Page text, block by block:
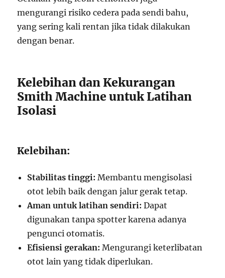
mengurangi risiko cedera pada sendi bahu,
yang sering kali rentan jika tidak dilakukan
dengan benar.
Kelebihan dan Kekurangan
Smith Machine untuk Latihan
Isolasi
Kelebihan:
Stabilitas tinggi: Membantu mengisolasi
otot lebih baik dengan jalur gerak tetap.
Aman untuk latihan sendiri: Dapat
digunakan tanpa spotter karena adanya
pengunci otomatis.
Efisiensi gerakan: Mengurangi keterlibatan
otot lain yang tidak diperlukan.